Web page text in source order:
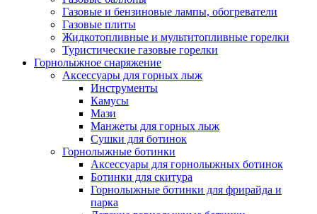
Газовые и бензиновые лампы, обогреватели
Газовые плиты
Жидкотопливные и мультитопливные горелки
Туристические газовые горелки
Горнолыжное снаряжение
Аксессуары для горных лыж
Инструменты
Камусы
Мази
Манжеты для горных лыж
Сушки для ботинок
Горнолыжные ботинки
Аксессуары для горнолыжных ботинок
Ботинки для скитура
Горнолыжные ботинки для фрирайда и
парка